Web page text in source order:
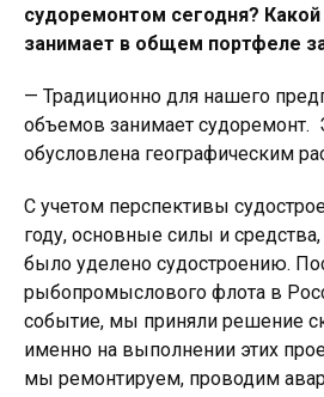
судоремонтом сегодня?
занимает в общем портфеле
— Традиционно для нашего
объемов занимает судоремонт.
обусловлена географическим
С учетом перспективы
году, основные силы и
было уделено судостроению.
рыбопромыслового флота в
событие, мы приняли решение
именно на выполнении этих
мы ремонтируем, проводим